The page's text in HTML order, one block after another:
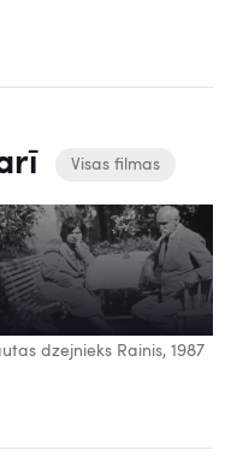
Visas filmas
dzejnieks Rainis, 1987